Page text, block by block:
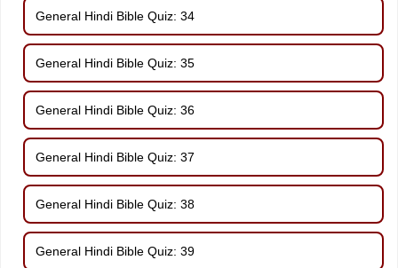
General Hindi Bible Quiz: 34
General Hindi Bible Quiz: 35
General Hindi Bible Quiz: 36
General Hindi Bible Quiz: 37
General Hindi Bible Quiz: 38
General Hindi Bible Quiz: 39